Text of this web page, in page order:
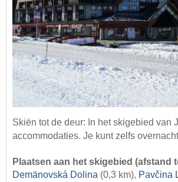
Skiën tot de deur: In het skigebied van
accommodaties. Je kunt zelfs
Plaatsen aan het skigebied (afstand
Demänovská Dolina (0,3 km), Pavčina